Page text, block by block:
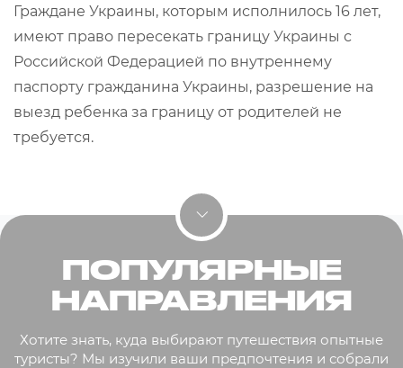
Граждане Украины, которым исполнилось 16 лет,
имеют право пересекать границу Украины с
Российской Федерацией по внутреннему
паспорту гражданина Украины, разрешение на
выезд ребенка за границу от родителей не
требуется.
ПОПУЛЯРНЫЕ
НАПРАВЛЕНИЯ
Хотите знать, куда выбирают путешествия опытные
туристы? Мы изучили ваши предпочтения и собрали